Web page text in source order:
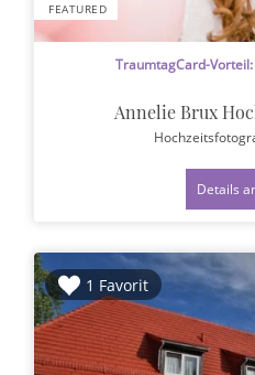
FEATURED
TraumtagCard-Vorteil:
Annelie Brux
Details
1 Favorit